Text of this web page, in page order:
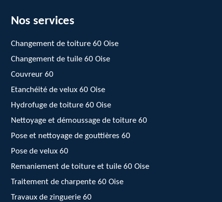
Nos services
Changement de toiture 60 Oise
Changement de tuile 60 Oise
Couvreur 60
Etanchéité de velux 60 Oise
Hydrofuge de toiture 60 Oise
Nettoyage et démoussage de toiture 60
Pose et nettoyage de gouttières 60
Pose de velux 60
Remaniement de toiture et tuile 60 Oise
Traitement de charpente 60 Oise
Travaux de zinguerie 60